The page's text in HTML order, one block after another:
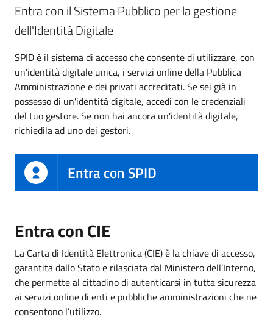
Entra con il Sistema Pubblico per la gestione
dell'Identità Digitale
SPID è il sistema di accesso che consente di utilizzare, con
un'identità digitale unica, i servizi online della Pubblica
Amministrazione e dei privati accreditati. Se sei già in
possesso di un'identità digitale, accedi con le credenziali
del tuo gestore. Se non hai ancora un'identità digitale,
richiedila ad uno dei gestori.
Entra con SPID
Entra con CIE
La Carta di Identità Elettronica (CIE) è la chiave di accesso,
garantita dallo Stato e rilasciata dal Ministero dell’Interno,
che permette al cittadino di autenticarsi in tutta sicurezza
ai servizi online di enti e pubbliche amministrazioni che ne
consentono l’utilizzo.